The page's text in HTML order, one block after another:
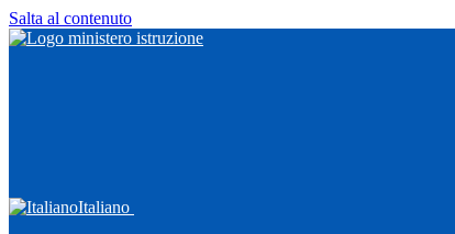
Salta al contenuto
Italiano